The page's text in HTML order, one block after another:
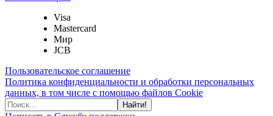
Visa
Mastercard
Мир
JCB
Пользовательское соглашение
Политика конфиденциальности и обработки персональных
данных, в том числе с помощью файлов Cookie
Найти!